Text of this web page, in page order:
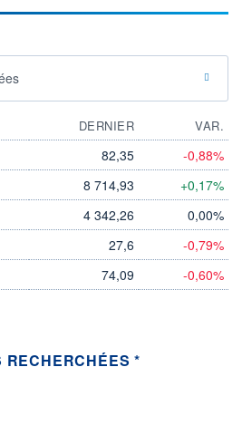
+ PORTEFEUILLE + LISTE
DERNIER
VAR.
82,35 -0,88%
8 714,93 +0,17%
4 342,26 0,00%
27,6 -0,79%
74,09 -0,60%
*